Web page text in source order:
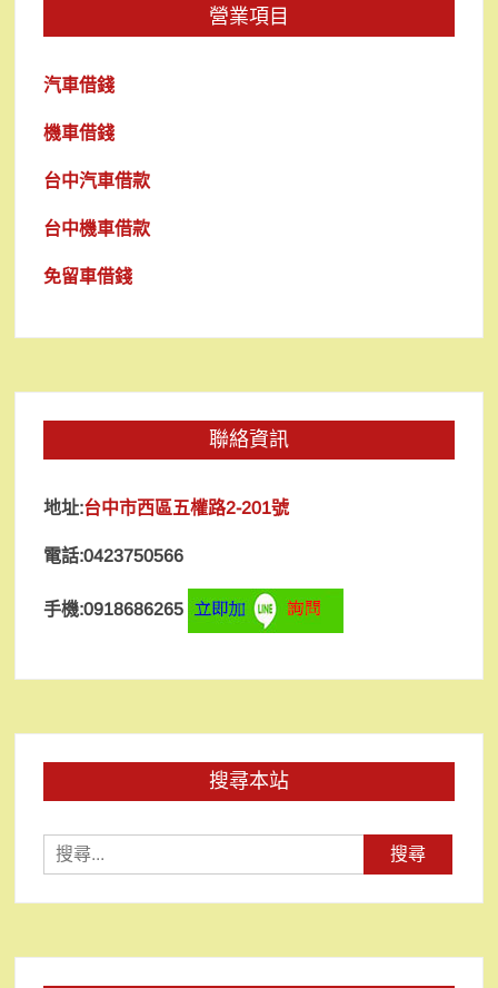
營業項目
汽車借錢
機車借錢
台中汽車借款
台中機車借款
免留車借錢
聯絡資訊
地址:台中市西區五權路2-201號
電話:0423750566
手機:0918686265
搜尋本站
尋
關